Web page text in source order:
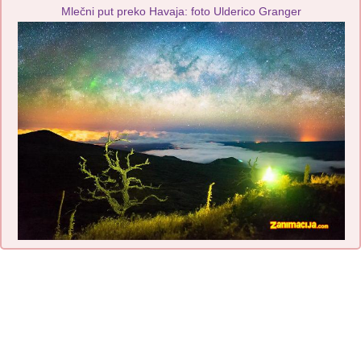
Mlečni put preko Havaja: foto Ulderico Granger